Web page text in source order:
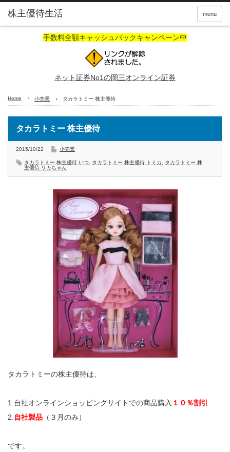
株主優待生活 menu
手数料全額キャッシュバックキャンペーン中
ネット証券No1の岡三オンライン証券
Home 小売業 タカラトミー 株主優待
タカラトミー 株主優待
2015/10/22 小売業
タカラトミー 株主優待 いつ タカラトミー 株主優待 トミカ
タカラトミー 株
主優待 リカちゃん
タカラトミーの株主優待は、
1.自社オンラインショッピングサイトでの商品購入 １０％割引
2. 自社製品 （３月のみ）
です。